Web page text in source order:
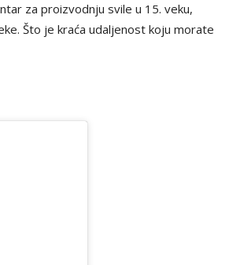
za proizvodnju svile u 15. veku,
Što je kraća udaljenost koju morate